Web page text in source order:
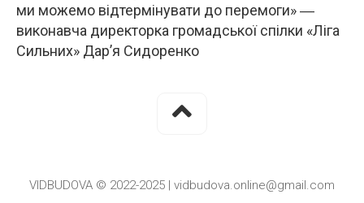
ми можемо відтермінувати до перемоги» ―
виконавча директорка громадської спілки «Ліга
Сильних» Дар’я Сидоренко
VIDBUDOVA © 2022-2025 | vidbudova.online@gmail.com